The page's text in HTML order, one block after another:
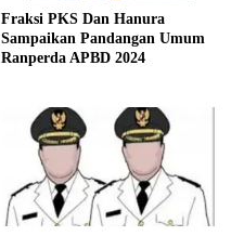
Fraksi PKS Dan Hanura
Sampaikan Pandangan Umum
Ranperda APBD 2024